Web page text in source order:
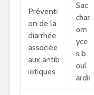
Préventi
on de la
diarrhée
associée
aux antib
iotiques
Sac
char
om
yce
s b
oul
ardii